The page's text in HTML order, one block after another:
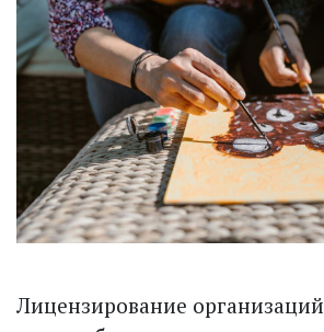
Лицензирование